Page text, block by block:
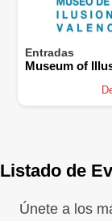
Entradas
Listado de
Únete a los